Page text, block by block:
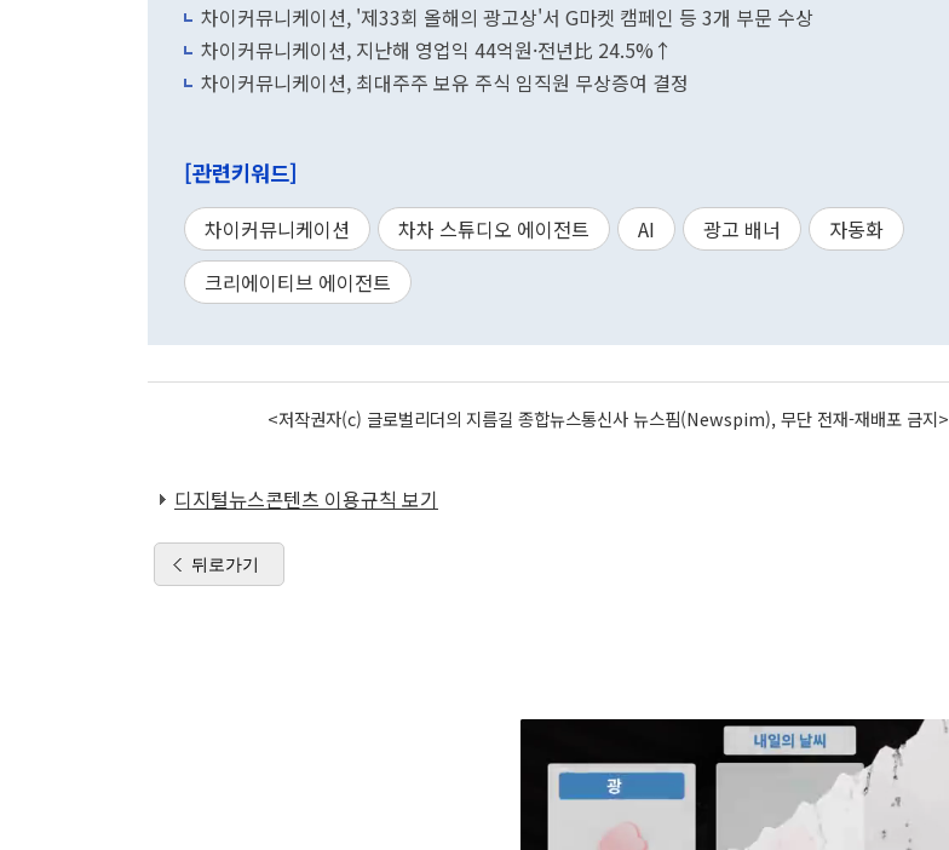
차이커뮤니케이션, '제33회 올해의 광고상'서 G마켓 캠페인 등 3개 부문 수상
차이커뮤니케이션, 지난해 영업익 44억원·전년比 24.5%↑
차이커뮤니케이션, 최대주주 보유 주식 임직원 무상증여 결정
[관련키워드]
차이커뮤니케이션 차차 스튜디오 에이전트 AI 광고 배너
자동화
크리에이티브 에이전트
<저작권자(c) 글로벌리더의 지름길 종합뉴스통신사 뉴스핌(Newspim), 무단 전재-재배포 금지>
디지털뉴스콘텐츠 이용규칙 보기
뒤로가기